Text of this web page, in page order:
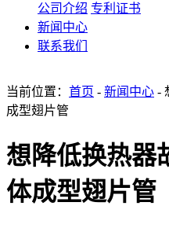
公司介绍 专利证书
新闻中心
联系我们
当前位置： 首页 - 新闻中心 -
成型翅片管
想降低换热器
体成型翅片管